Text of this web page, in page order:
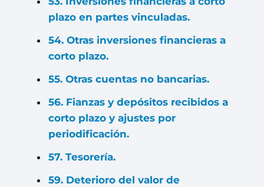
plazo en partes vinculadas.
54. Otras inversiones financieras a
corto plazo.
55. Otras cuentas no bancarias.
56. Fianzas y depósitos recibidos a
corto plazo y ajustes por
periodificación.
57. Tesorería.
59. Deterioro del valor de